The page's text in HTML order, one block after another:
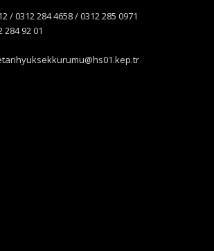
/ 0312 284 4658 / 0312 285 0971
284 92 01